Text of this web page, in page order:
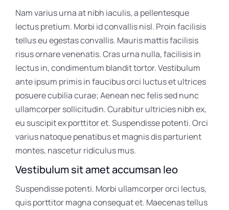
Nam varius urna at nibh iaculis, a pellentesque
lectus pretium. Morbi id convallis nisl. Proin facilisis
tellus eu egestas convallis. Mauris mattis facilisis
risus ornare venenatis. Cras urna nulla, facilisis in
lectus in, condimentum blandit tortor. Vestibulum
ante ipsum primis in faucibus orci luctus et ultrices
posuere cubilia curae; Aenean nec felis sed nunc
ullamcorper sollicitudin. Curabitur ultricies nibh ex,
eu suscipit ex porttitor et. Suspendisse potenti. Orci
varius natoque penatibus et magnis dis parturient
montes, nascetur ridiculus mus.
Vestibulum sit amet accumsan leo
Suspendisse potenti. Morbi ullamcorper orci lectus,
quis porttitor magna consequat et. Maecenas tellus